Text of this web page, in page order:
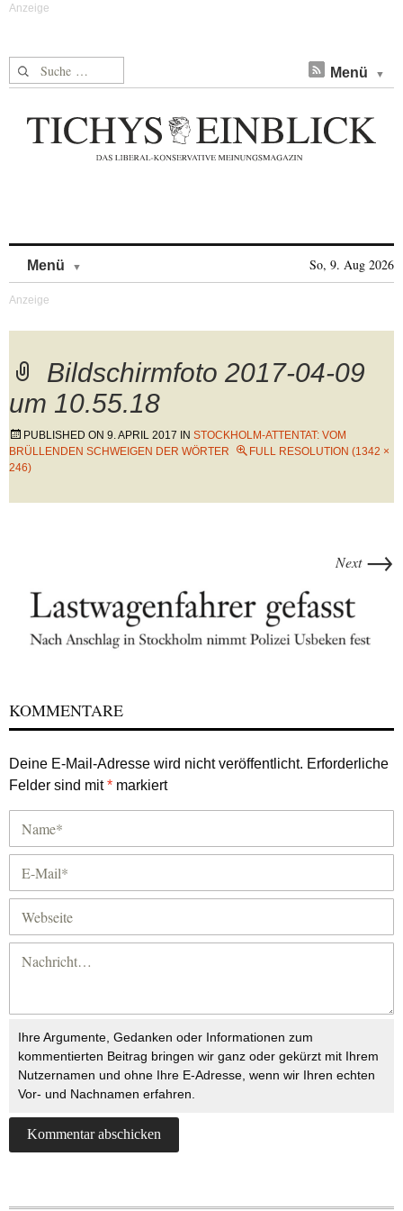
Suche nach: Menü
Menü So, 9. Aug 2026
Bildschirmfoto 2017-04-09
um 10.55.18
PUBLISHED ON 9. APRIL 2017 IN STOCKHOLM-ATTENTAT: VOM
BRÜLLENDEN SCHWEIGEN DER WÖRTER
FULL RESOLUTION (1342 ×
246)
Next →
KOMMENTARE
Deine E-Mail-Adresse wird nicht veröffentlicht. Erforderliche
Felder sind mit* markiert
Ihre Argumente, Gedanken oder Informationen zum
kommentierten Beitrag bringen wir ganz oder gekürzt mit Ihrem
Nutzernamen und ohne Ihre E-Adresse, wenn wir Ihren echten
Vor- und Nachnamen erfahren.